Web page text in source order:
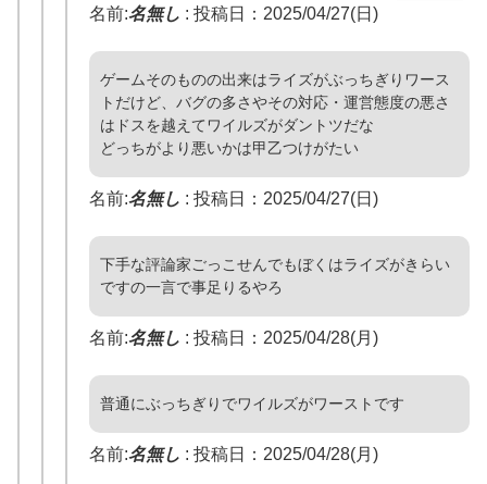
名前:名無し : 投稿日：2025/04/27(日)
ゲームそのものの出来はライズがぶっちぎりワース
トだけど、バグの多さやその対応・運営態度の悪さ
はドスを越えてワイルズがダントツだな
どっちがより悪いかは甲乙つけがたい
名前:名無し : 投稿日：2025/04/27(日)
下手な評論家ごっこせんでもぼくはライズがきらい
ですの一言で事足りるやろ
名前:名無し : 投稿日：2025/04/28(月)
普通にぶっちぎりでワイルズがワーストです
名前:名無し : 投稿日：2025/04/28(月)